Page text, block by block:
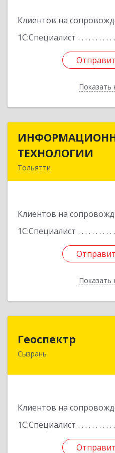
Клиентов на
1С:Специалист
Показать
ТЕХНОЛОГИИ
Тольятти
Клиентов на
1С:Специалист
Показать
Геоспектр
Сызрань
Клиентов на
1С:Специалист
446001, Самарская